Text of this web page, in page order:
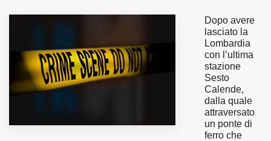
MUNICIPI
Iscriviti alla newsletter
Dopo avere
lasciato la
Lombardia
con l’ultima
stazione
Sesto
Calende,
dalla quale
attraversato
un ponte di
ferro che